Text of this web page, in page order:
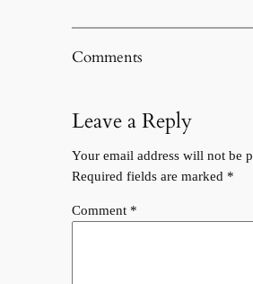
Comments
Leave a Reply
Your email address will not be
Required fields are marked *
Comment *